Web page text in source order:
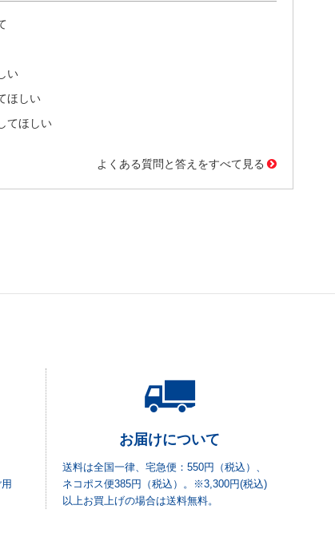
い
ほしい
てほしい
よくある質問と答えをすべて見る
お届けについて
送料は全国一律、宅急便：550円（税込）、
ネコポス便385円（税込）。※3,300円(税込)
以上お買上げの場合は送料無料。